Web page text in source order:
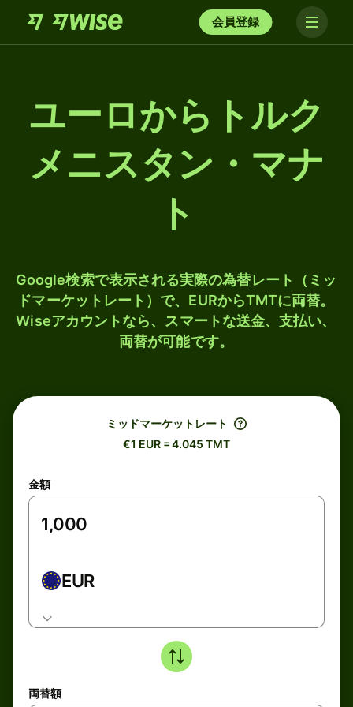
会員登録
ユーロからトルク
メニスタン・マナ
ト
Google検索で表示される実際の為替レート（ミッ
ドマーケットレート）で、EURからTMTに両替。
Wiseアカウントなら、スマートな送金、支払い、
両替が可能です。
ミッドマーケットレート
€1 EUR = 4.045 TMT
金額
EUR
両替額